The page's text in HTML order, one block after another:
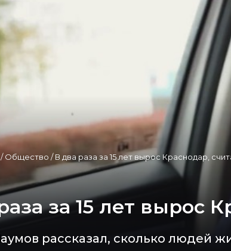
/Общество /В два раза за 15 лет вырос Краснодар,
за 15 лет вырос
рассказал, сколько людей